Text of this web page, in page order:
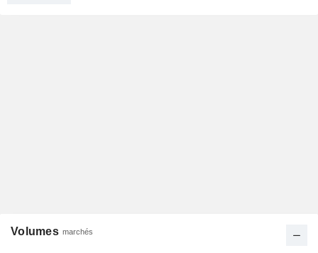
Volumes marchés